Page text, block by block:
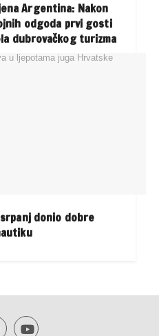
Argentina: Nakon
odgoda prvi gosti
dubrovačkog turizma
donio dobre